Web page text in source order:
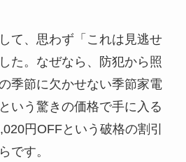
て、思わず「これは見逃せ
た。なぜなら、防犯から照
季節に欠かせない季節家電
いう驚きの価格で手に入る
円OFFという破格の割引
です。